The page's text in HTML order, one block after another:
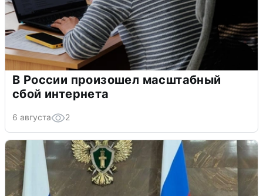
В России произошел масштабный
сбой интернета
6 августа 2